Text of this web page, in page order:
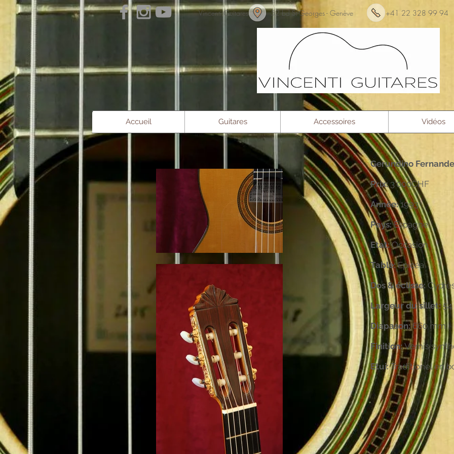
Vincenti Guitares 52 bd St-Georges - Genève +41 22
Accueil Guitares Accessoires Vidéos
Gerundino
Prix:3'000CHF
Année:1993
Pays:Espagne
Etat:Occasion
Table:Epicéa
Dos & éclisse:
Largeur du sillet:
Diapason:660 mm
Finition:Vernis
Etui:Traditionel en